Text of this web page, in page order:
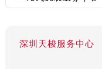
深圳天梭服务中心